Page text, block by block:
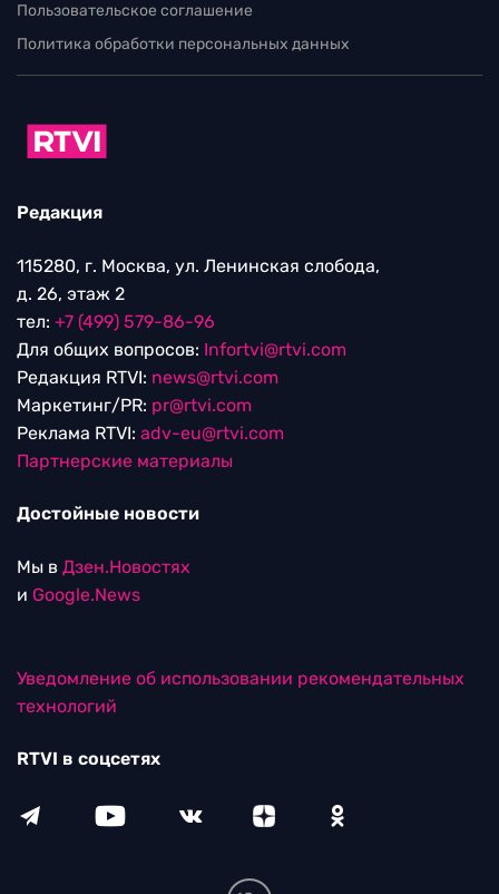
Пользовательское соглашение
Политика обработки персональных данных
Редакция
115280, г. Москва, ул. Ленинская слобода,
д. 26, этаж 2
тел: +7 (499) 579-86-96
Для общих вопросов: Infortvi@rtvi.com
Редакция RTVI: news@rtvi.com
Маркетинг/PR: pr@rtvi.com
Реклама RTVI: adv-eu@rtvi.com
Партнерские материалы
Достойные новости
Мы в Дзен.Новостях
и Google.News
Уведомление об использовании рекомендательных
технологий
RTVI в соцсетях